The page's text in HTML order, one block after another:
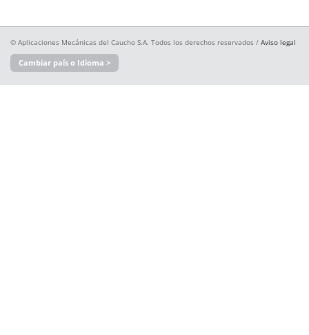
© Aplicaciones Mecánicas del Caucho S.A. Todos los derechos reservados / Aviso legal
Cambiar país o Idioma >